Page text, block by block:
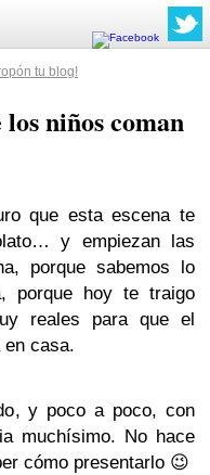
tu blog!
niños coman
que esta escena te
y empiezan las
porque sabemos lo
porque hoy te traigo
reales para que el
en casa.
y poco a poco, con
muchísimo. No hace
cómo presentarlo 😉